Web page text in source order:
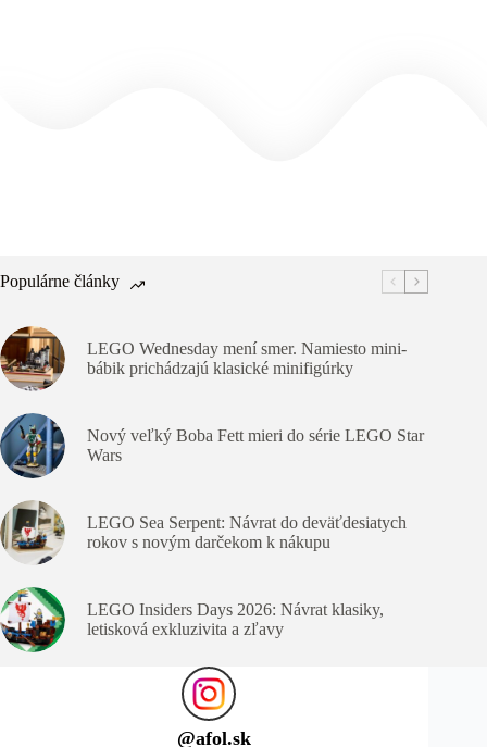
Populárne články
LEGO Wednesday mení smer. Namiesto mini-
bábik prichádzajú klasické minifigúrky
Nový veľký Boba Fett mieri do série LEGO Star
Wars
LEGO Sea Serpent: Návrat do deväťdesiatych
rokov s novým darčekom k nákupu
LEGO Insiders Days 2026: Návrat klasiky,
letisková exkluzivita a zľavy
@afol.sk